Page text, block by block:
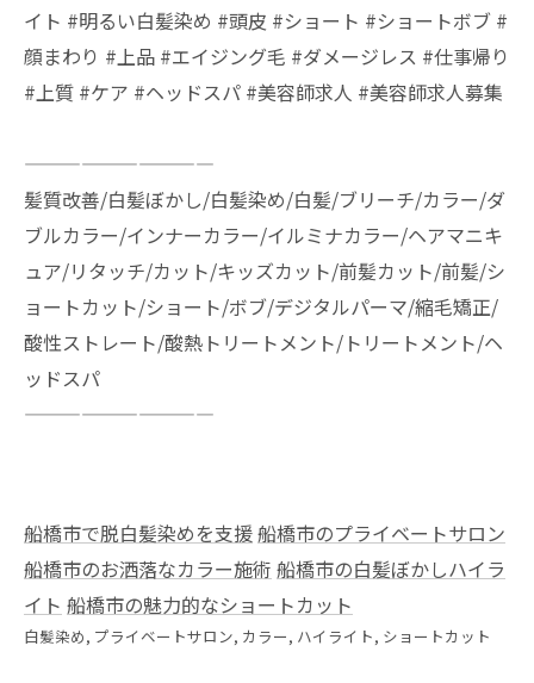
イト #明るい白髪染め #頭皮 #ショート #ショートボブ #
顔まわり #上品 #エイジング毛 #ダメージレス #仕事帰り
#上質 #ケア #ヘッドスパ #美容師求人 #美容師求人募集
——————————
髪質改善/白髪ぼかし/白髪染め/白髪/ブリーチ/カラー/ダ
ブルカラー/インナーカラー/イルミナカラー/ヘアマニキ
ュア/リタッチ/カット/キッズカット/前髪カット/前髪/シ
ョートカット/ショート/ボブ/デジタルパーマ/縮毛矯正/
酸性ストレート/酸熱トリートメント/トリートメント/ヘ
ッドスパ
——————————
船橋市で脱白髪染めを支援船橋市のプライベートサロン
船橋市のお洒落なカラー施術 船橋市の白髪ぼかしハイラ
イト 船橋市の魅力的なショートカット
白髪染め プライベートサロン カラー ハイライト ショートカット